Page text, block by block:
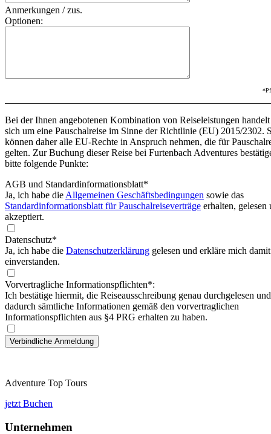
Anmerkungen / zus.
Optionen:
Bei der Ihnen angebotenen Kombination von Reiseleistungen handelt
sich um eine Pauschalreise im Sinne der Richtlinie (EU) 2015/2302.
können daher alle EU-Rechte in Anspruch nehmen, die für
gelten. Zur Buchung dieser Reise bei Furtenbach Adventures
bitte folgende Punkte:
AGB und Standardinformationsblatt*
Ja, ich habe die Allgemeinen Geschäftsbedingungen sowie das
Standardinformationsblatt für Pauschalreiseverträge erhalten, gelesen
akzeptiert.
Datenschutz*
Ja, ich habe die Datenschutzerklärung gelesen und erkläre mich damit
einverstanden.
Vorvertragliche Informationspflichten*:
Ich bestätige hiermit, die Reiseausschreibung genau durchgelesen und
dadurch sämtliche Informationen gemäß den vorvertraglichen
Informationspflichten aus §4 PRG erhalten zu haben.
Adventure Top Tours
jetzt Buchen
Unternehmen